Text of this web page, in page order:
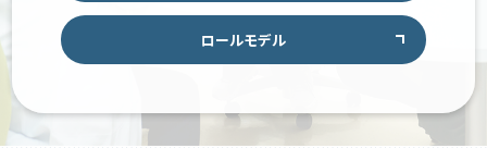
ロールモデル